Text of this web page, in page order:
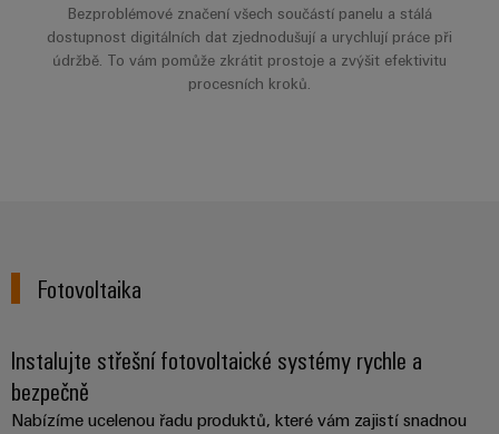
Bezproblémové značení všech součástí panelu a stálá
dostupnost digitálních dat zjednodušují a urychlují práce při
údržbě. To vám pomůže zkrátit prostoje a zvýšit efektivitu
procesních kroků.
Fotovoltaika
Instalujte střešní fotovoltaické systémy rychle a
bezpečně
Nabízíme ucelenou řadu produktů, které vám zajistí snadnou